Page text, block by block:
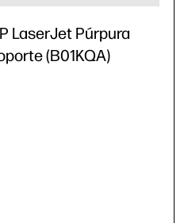
LaserJet Púrpura
(B01KQA)